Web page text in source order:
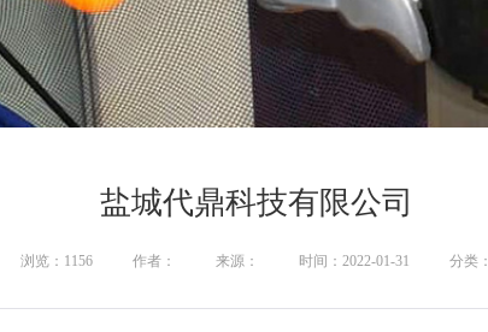
盐城代鼎科技有限公司
浏览：1156 作者： 来源： 时间：2022-01-31 分类：